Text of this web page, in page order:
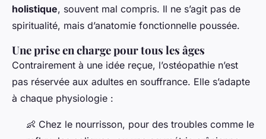
holistique, souvent mal compris. Il ne s’agit pas de
spiritualité, mais d’anatomie fonctionnelle poussée.
Une prise en charge pour tous les âges
Contrairement à une idée reçue, l’ostéopathie n’est
pas réservée aux adultes en souffrance. Elle s’adapte
à chaque physiologie :
👶 Chez le nourrisson, pour des troubles comme le